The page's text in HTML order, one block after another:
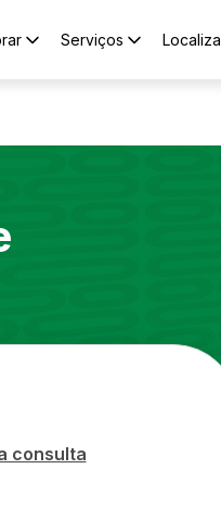
Serviços Localiza
consulta